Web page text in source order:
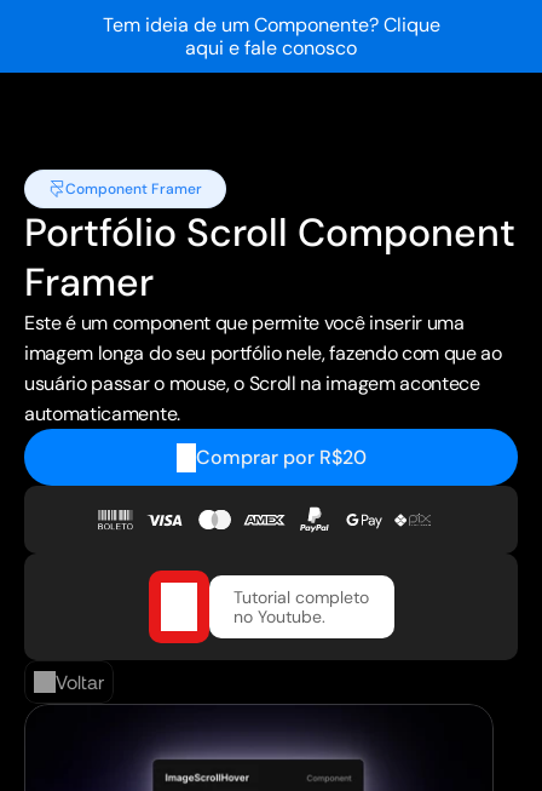
Tem ideia de um Componente? Clique
aqui e fale conosco
Voltar
Component Framer
Portfólio Scroll Component
Framer
Este é um component que permite você inserir uma
imagem longa do seu portfólio nele, fazendo com que ao
usuário passar o mouse, o Scroll na imagem acontece
automaticamente.
Comprar por R$20
Tutorial completo
no Youtube.